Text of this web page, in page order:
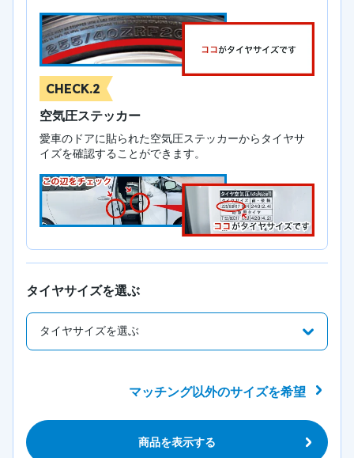
CHECK.2
空気圧ステッカー
愛車のドアに貼られた空気圧ステッカーからタイヤサ
イズを確認することができます。
タイヤサイズを選ぶ
マッチング以外のサイズを希望
商品を表示する